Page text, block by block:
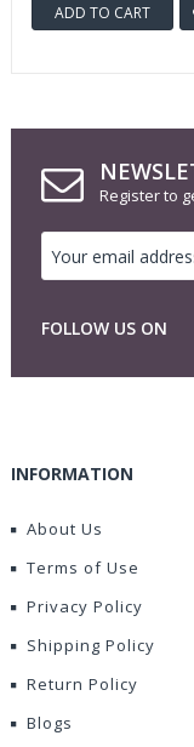
ADD TO CART
Register to
FOLLOW US ON
INFORMATION
About Us
Terms of Use
Privacy Policy
Shipping Policy
Return Policy
Blogs